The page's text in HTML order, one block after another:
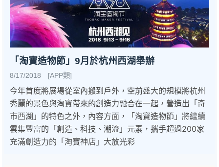
「淘寶造物節」9月於杭州西湖舉辦
8/17/2018 [APP類]
今年首度將展場從室內搬到戶外，空前盛大的規模將杭州
秀麗的景色與淘寶帶來的創造力融合在一起，營造出「奇
市西湖」的特色之外，內容方面，「淘寶造物節」將繼續
雲集豐富的「創造、科技、潮流」元素，攜手超過200家
充滿創造力的「淘寶神店」大放光彩